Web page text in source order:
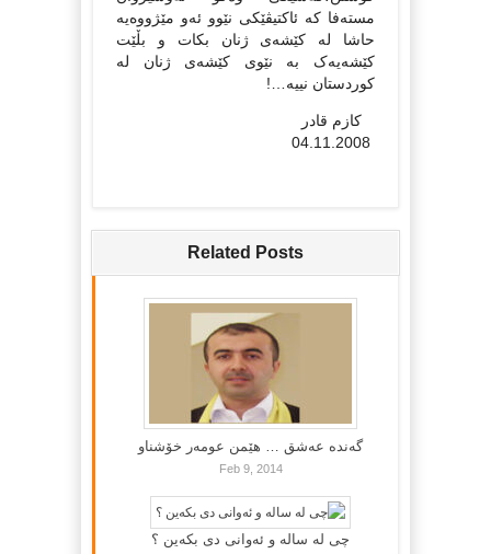
مسته‌فا که‌ ئاکتیڤێکی نێوو ئه‌و مێژووه‌یه‌
حاشا له‌ کێشه‌ی ژنان بکات و بڵێت
کێشه‌یه‌ک به‌ نێوی کێشه‌ی ژنان له‌
کوردستان نییه‌…!
کازم قادر
Related Posts
گه‌نده‌ عه‌شق … هێمن عومه‌ر خۆشناو
Feb 9, 2014
چی لە سالە و ئەوانی دی بكەین ؟